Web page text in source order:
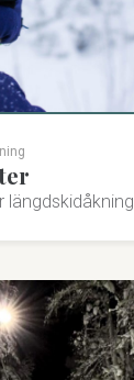
längdskidåkning